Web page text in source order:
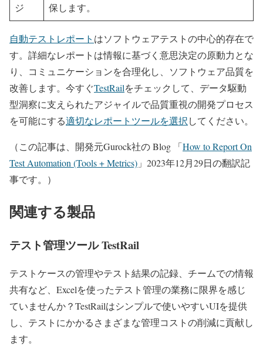
ジ
保します。
自動テストレポート はソフトウェアテストの中心的存在で
す。詳細なレポートは情報に基づく意思決定の原動力とな
り、コミュニケーションを合理化し、ソフトウェア品質を
改善します。今すぐTestRailをチェックして、データ駆動
型洞察に支えられたアジャイルで品質重視の開発プロセス
を可能にする適切なレポートツールを選択してください。
（この記事は、開発元Gurock社の Blog 「How to Report On
Test Automation (Tools + Metrics) 」2023年12月29日の翻訳記
事です。）
関連する製品
テスト管理ツール TestRail
テストケースの管理やテスト結果の記録、チームでの情報
共有など、Excelを使ったテスト管理の業務に限界を感じ
ていませんか？TestRailはシンプルで使いやすいUIを提供
し、テストにかかるさまざまな管理コストの削減に貢献し
ます。